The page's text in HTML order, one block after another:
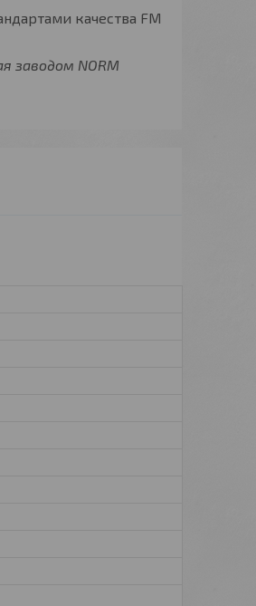
качества FM
заводом NORM